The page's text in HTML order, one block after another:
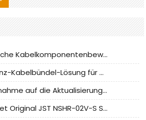
CNC Tech Inländische Kabelkomponentenbewertung und Massenproduktionsanpassungsanleitung
I-PEX-Hochfrequenz-Kabelbündel-Lösung für die heimische Produktion analysiert
CLIFF unter Bezugnahme auf die Aktualisierung der chinesischen Stecker-Testnormen
JST Stecker - bietet Original JST NSHR-02V-S Stecker und Ersatzteile an